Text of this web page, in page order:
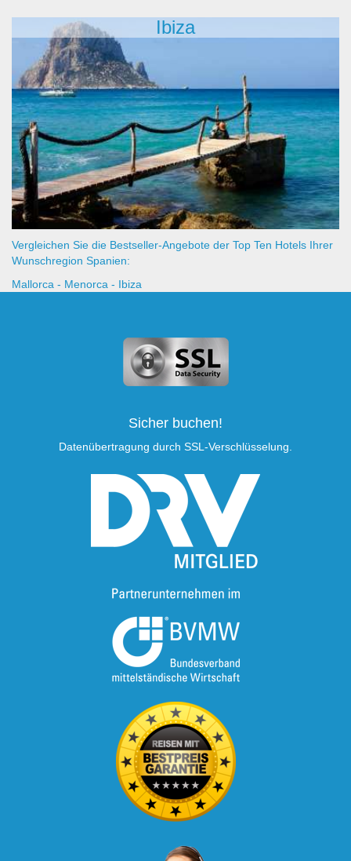
Ibiza
Vergleichen Sie die Bestseller-Angebote der Top Ten Hotels Ihrer
Wunschregion Spanien:
Mallorca - Menorca - Ibiza
Sicher buchen!
Datenübertragung durch SSL-Verschlüsselung.